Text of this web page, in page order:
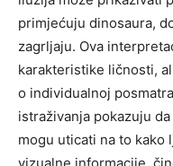
primjećuju dinosaura,
zagrljaju. Ova
karakteristike ličnosti,
o individualnoj
istraživanja pokazuju
mogu uticati na to